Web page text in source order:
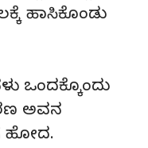
ಹಾಸಿಕೊಂಡು
ಒಂದಕ್ಕೊಂದು
ಅವನ
ಹೋದ.